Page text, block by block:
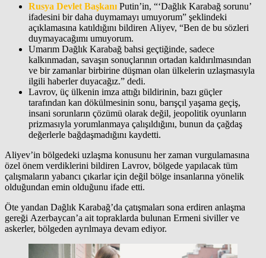
Rusya Devlet Başkanı Putin’in, “‘Dağlık Karabağ sorunu’
ifadesini bir daha duymamayı umuyorum” şeklindeki
açıklamasına katıldığını bildiren Aliyev, “Ben de bu sözleri
duymayacağımı umuyorum.
Umarım Dağlık Karabağ bahsi geçtiğinde, sadece
kalkınmadan, savaşın sonuçlarının ortadan kaldırılmasından
ve bir zamanlar birbirine düşman olan ülkelerin uzlaşmasıyla
ilgili haberler duyacağız.” dedi.
Lavrov, üç ülkenin imza attığı bildirinin, bazı güçler
tarafından kan dökülmesinin sonu, barışçıl yaşama geçiş,
insani sorunların çözümü olarak değil, jeopolitik oyunların
prizmasıyla yorumlanmaya çalışıldığını, bunun da çağdaş
değerlerle bağdaşmadığını kaydetti.
Aliyev’in bölgedeki uzlaşma konusunu her zaman vurgulamasına
özel önem verdiklerini bildiren Lavrov, bölgede yapılacak tüm
çalışmaların yabancı çıkarlar için değil bölge insanlarına yönelik
olduğundan emin olduğunu ifade etti.
Öte yandan Dağlık Karabağ’da çatışmaları sona erdiren anlaşma
gereği Azerbaycan’a ait topraklarda bulunan Ermeni siviller ve
askerler, bölgeden ayrılmaya devam ediyor.